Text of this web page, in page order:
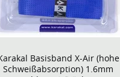
Basisband X-Air (hohe
Schweißabsorption) 1.6mm